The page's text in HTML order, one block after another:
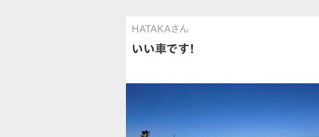
HATAKAさん
いい車です！